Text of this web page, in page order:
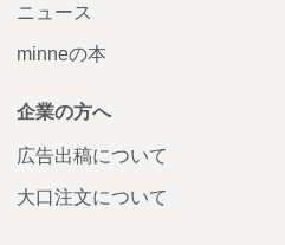
ニュース
minneの本
企業の方へ
広告出稿について
大口注文について